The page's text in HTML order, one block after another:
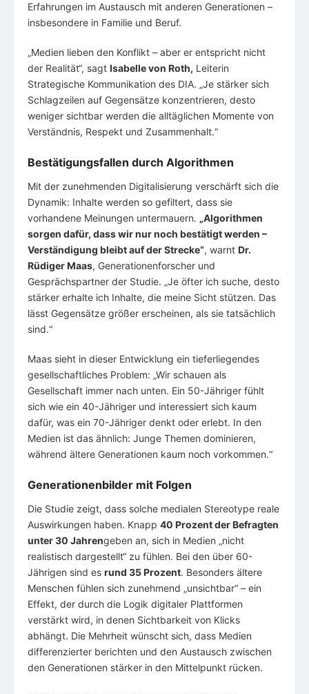
Erfahrungen im Austausch mit anderen Generationen –
insbesondere in Familie und Beruf.
„Medien lieben den Konflikt – aber er entspricht nicht
der Realität“, sagt Isabelle von Roth, Leiterin
Strategische Kommunikation des DIA. „Je stärker sich
Schlagzeilen auf Gegensätze konzentrieren, desto
weniger sichtbar werden die alltäglichen Momente von
Verständnis, Respekt und Zusammenhalt.“
Bestätigungsfallen durch Algorithmen
Mit der zunehmenden Digitalisierung verschärft sich die
Dynamik: Inhalte werden so gefiltert, dass sie
vorhandene Meinungen untermauern. „Algorithmen
sorgen dafür, dass wir nur noch bestätigt werden –
Verständigung bleibt auf der Strecke“, warnt Dr.
Rüdiger Maas, Generationenforscher und
Gesprächspartner der Studie. „Je öfter ich suche, desto
stärker erhalte ich Inhalte, die meine Sicht stützen. Das
lässt Gegensätze größer erscheinen, als sie tatsächlich
sind.“
Maas sieht in dieser Entwicklung ein tieferliegendes
gesellschaftliches Problem: „Wir schauen als
Gesellschaft immer nach unten. Ein 50-Jähriger fühlt
sich wie ein 40-Jähriger und interessiert sich kaum
dafür, was ein 70-Jähriger denkt oder erlebt. In den
Medien ist das ähnlich: Junge Themen dominieren,
während ältere Generationen kaum noch vorkommen.“
Generationenbilder mit Folgen
Die Studie zeigt, dass solche medialen Stereotype reale
Auswirkungen haben. Knapp 40 Prozent der Befragten
unter 30 Jahrengeben an, sich in Medien „nicht
realistisch dargestellt“ zu fühlen. Bei den über 60-
Jährigen sind es rund 35 Prozent. Besonders ältere
Menschen fühlen sich zunehmend „unsichtbar“ – ein
Effekt, der durch die Logik digitaler Plattformen
verstärkt wird, in denen Sichtbarkeit von Klicks
abhängt. Die Mehrheit wünscht sich, dass Medien
differenzierter berichten und den Austausch zwischen
den Generationen stärker in den Mittelpunkt rücken.